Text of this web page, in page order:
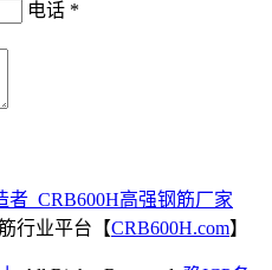
电话 *
行业平台【CRB600H.com】